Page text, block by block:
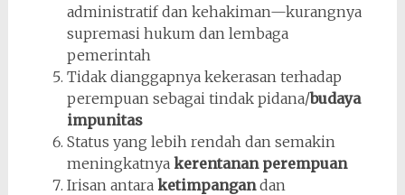
administratif dan kehakiman—kurangnya
supremasi hukum dan lembaga
pemerintah
Tidak dianggapnya kekerasan terhadap
perempuan sebagai tindak pidana/budaya
impunitas
Status yang lebih rendah dan semakin
meningkatnyakerentanan perempuan
Irisan antara ketimpangandan